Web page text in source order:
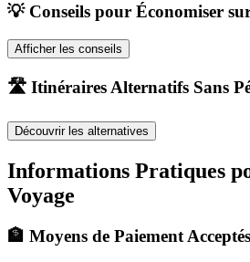
💡 Conseils pour Économiser sur
Afficher les conseils
🛣️ Itinéraires Alternatifs Sans
Découvrir les alternatives
Informations Pratiques
Voyage
🏦 Moyens de Paiement Acceptés